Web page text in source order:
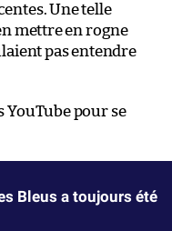
Une telle
mettre en rogne
pas entendre
YouTube pour se
Bleus a toujours été